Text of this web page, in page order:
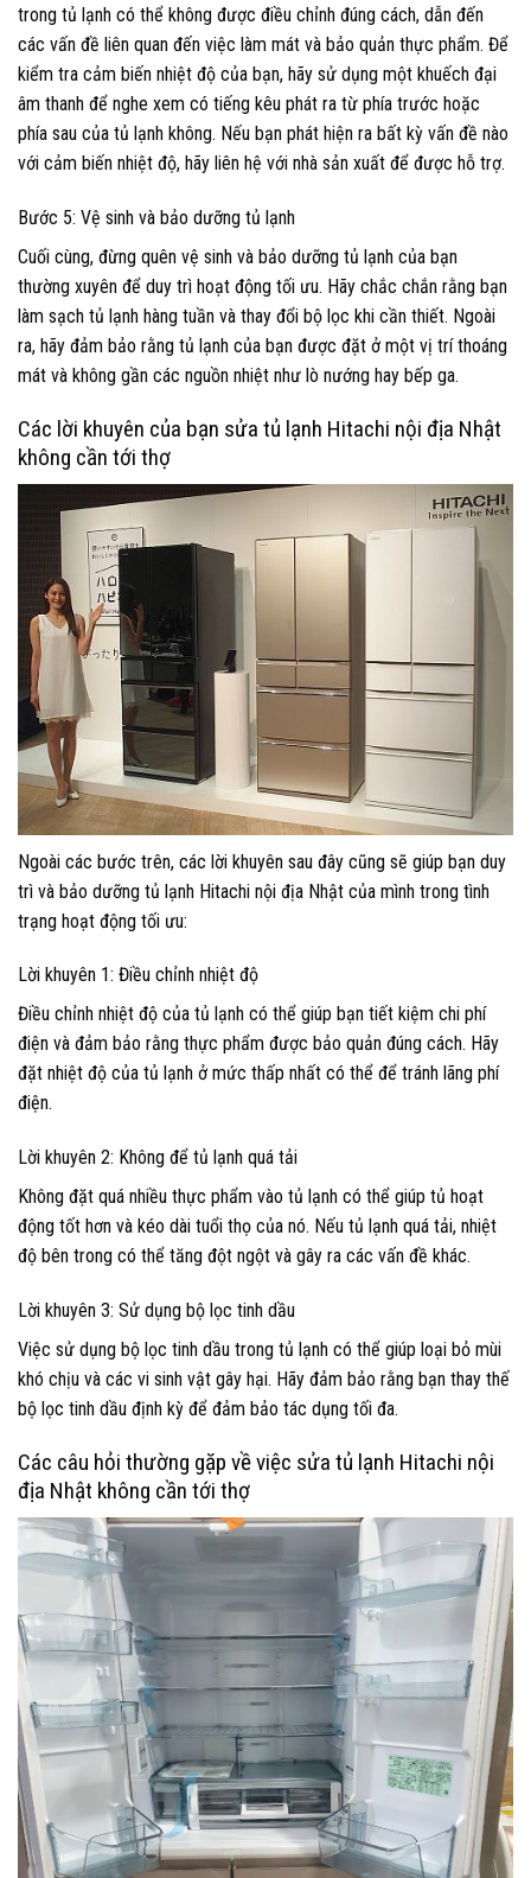
trong tủ lạnh có thể không được điều chỉnh đúng cách, dẫn đến
các vấn đề liên quan đến việc làm mát và bảo quản thực phẩm. Để
kiểm tra cảm biến nhiệt độ của bạn, hãy sử dụng một khuếch đại
âm thanh để nghe xem có tiếng kêu phát ra từ phía trước hoặc
phía sau của tủ lạnh không. Nếu bạn phát hiện ra bất kỳ vấn đề nào
với cảm biến nhiệt độ, hãy liên hệ với nhà sản xuất để được hỗ trợ.
Bước 5: Vệ sinh và bảo dưỡng tủ lạnh
Cuối cùng, đừng quên vệ sinh và bảo dưỡng tủ lạnh của bạn
thường xuyên để duy trì hoạt động tối ưu. Hãy chắc chắn rằng bạn
làm sạch tủ lạnh hàng tuần và thay đổi bộ lọc khi cần thiết. Ngoài
ra, hãy đảm bảo rằng tủ lạnh của bạn được đặt ở một vị trí thoáng
mát và không gần các nguồn nhiệt như lò nướng hay bếp ga.
Các lời khuyên của bạn sửa tủ lạnh Hitachi nội địa Nhật
không cần tới thợ
Ngoài các bước trên, các lời khuyên sau đây cũng sẽ giúp bạn duy
trì và bảo dưỡng tủ lạnh Hitachi nội địa Nhật của mình trong tình
trạng hoạt động tối ưu:
Lời khuyên 1: Điều chỉnh nhiệt độ
Điều chỉnh nhiệt độ của tủ lạnh có thể giúp bạn tiết kiệm chi phí
điện và đảm bảo rằng thực phẩm được bảo quản đúng cách. Hãy
đặt nhiệt độ của tủ lạnh ở mức thấp nhất có thể để tránh lãng phí
điện.
Lời khuyên 2: Không để tủ lạnh quá tải
Không đặt quá nhiều thực phẩm vào tủ lạnh có thể giúp tủ hoạt
động tốt hơn và kéo dài tuổi thọ của nó. Nếu tủ lạnh quá tải, nhiệt
độ bên trong có thể tăng đột ngột và gây ra các vấn đề khác.
Lời khuyên 3: Sử dụng bộ lọc tinh dầu
Việc sử dụng bộ lọc tinh dầu trong tủ lạnh có thể giúp loại bỏ mùi
khó chịu và các vi sinh vật gây hại. Hãy đảm bảo rằng bạn thay thế
bộ lọc tinh dầu định kỳ để đảm bảo tác dụng tối đa.
Các câu hỏi thường gặp về việc sửa tủ lạnh Hitachi nội
địa Nhật không cần tới thợ